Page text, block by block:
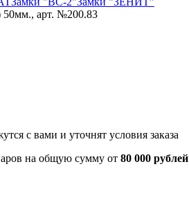
50мм., арт. №200.83
с вами и уточнят условия заказа
на общую сумму от 80 000 рублей